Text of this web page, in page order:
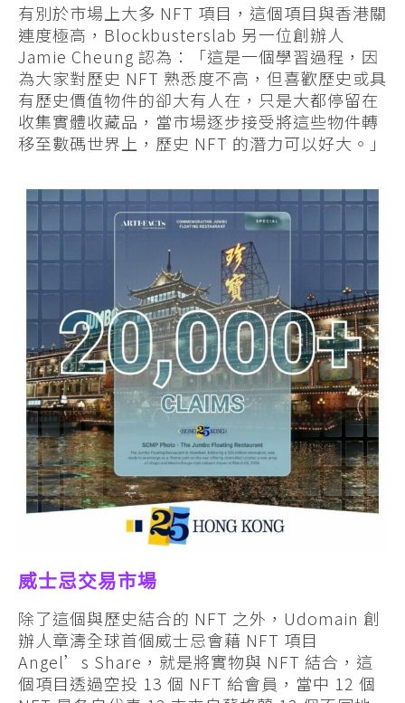
有別於市場上大多 NFT 項目，這個項目與香港關
連度極高，Blockbusterslab 另一位創辦人
Jamie Cheung 認為：「這是一個學習過程，因
為大家對歷史 NFT 熟悉度不高，但喜歡歷史或具
有歷史價值物件的卻大有人在，只是大都停留在
收集實體收藏品，當市場逐步接受將這些物件轉
移至數碼世界上，歷史 NFT 的潛力可以好大。」
威士忌交易市場
除了這個與歷史結合的 NFT 之外，Udomain 創
辦人章濤全球首個威士忌會藉 NFT 項目
Angel’s Share，就是將實物與 NFT 結合，這
個項目透過空投 13 個 NFT 給會員，當中 12 個